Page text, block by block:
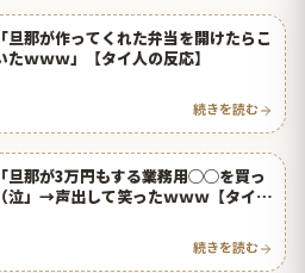
旦那が作ってくれた弁当を開けたらこ
たｗｗｗ」【タイ人の反応】
続きを読む
旦那が3万円もする業務用◯◯を買っ
泣」→声出して笑ったｗｗｗ【タイ人
続きを読む